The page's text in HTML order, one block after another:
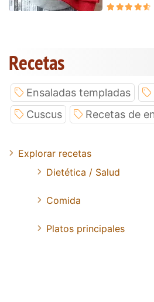
Recetas
Ensaladas templadas
Cuscus
Recetas de
Explorar recetas
Dietética / Salud
Comida
Platos principales